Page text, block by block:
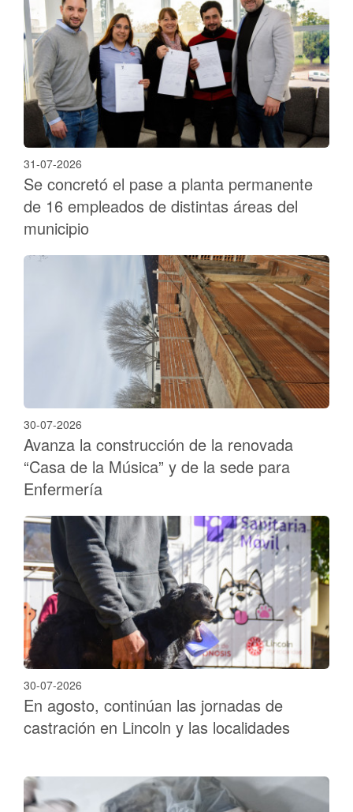
31-07-2026
Se concretó el pase a planta permanente
de 16 empleados de distintas áreas del
municipio
30-07-2026
Avanza la construcción de la renovada
“Casa de la Música” y de la sede para
Enfermería
30-07-2026
En agosto, continúan las jornadas de
castración en Lincoln y las localidades